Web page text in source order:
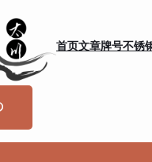
首页文章牌号不锈